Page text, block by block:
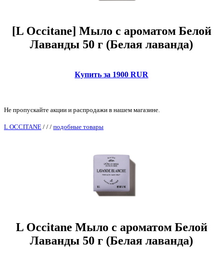
[L Occitane] Мыло с ароматом Белой
Лаванды 50 г (Белая лаванда)
Купить за 1900 RUR
Не пропускайте акции и распродажи в нашем магазине.
L OCCITANE / / / подобные товары
L Occitane Мыло с ароматом Белой
Лаванды 50 г (Белая лаванда)